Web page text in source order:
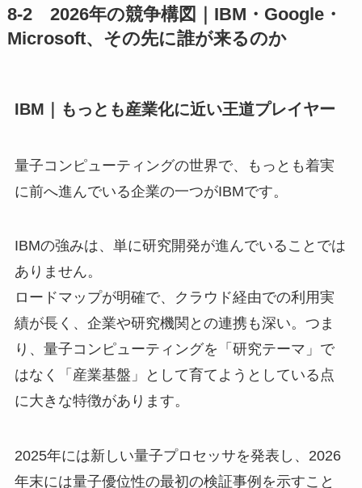
8-2 2026年の競争構図｜IBM・Google・
Microsoft、その先に誰が来るのか
IBM｜もっとも産業化に近い王道プレイヤー
量子コンピューティングの世界で、もっとも着実
に前へ進んでいる企業の一つがIBMです。
IBMの強みは、単に研究開発が進んでいることでは
ありません。
ロードマップが明確で、クラウド経由での利用実
績が長く、企業や研究機関との連携も深い。つま
り、量子コンピューティングを「研究テーマ」で
はなく「産業基盤」として育てようとしている点
に大きな特徴があります。
2025年には新しい量子プロセッサを発表し、2026
年末には量子優位性の最初の検証事例を示すこと